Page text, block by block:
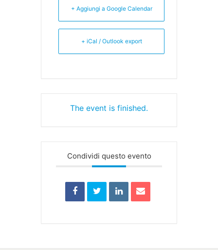
+ Aggiungi a Google Calendar
+ iCal / Outlook export
The event is finished.
Condividi questo evento